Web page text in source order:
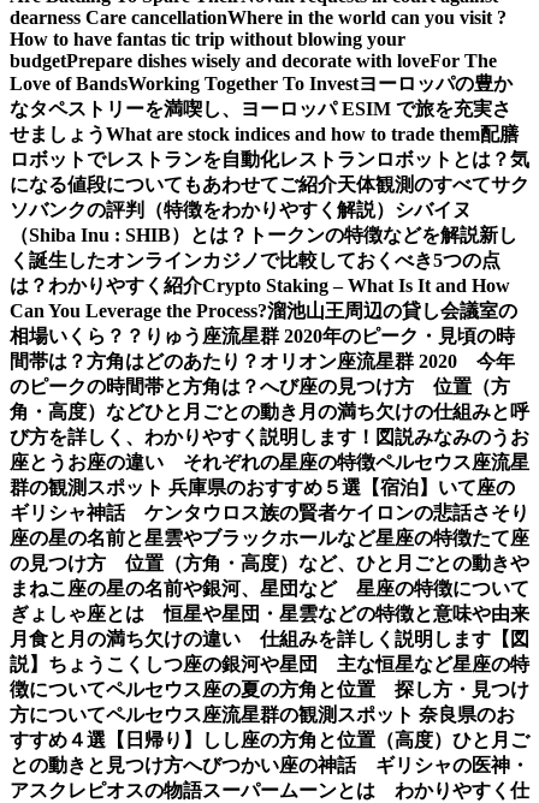
dearness Care cancellationWhere in the world can you visit ?
How to have fantas tic trip without blowing your
budgetPrepare dishes wisely and decorate with loveFor The
Love of BandsWorking Together To Investヨーロッパの豊か
なタペストリーを満喫し、ヨーロッパ ESIM で旅を充実さ
せましょうWhat are stock indices and how to trade them配膳
ロボットでレストランを自動化レストランロボットとは？気
になる値段についてもあわせてご紹介天体観測のすべてサク
ソバンクの評判（特徴をわかりやすく解説） シバイヌ
（Shiba Inu : SHIB）とは？トークンの特徴などを解説新し
く誕生したオンラインカジノで比較しておくべき5つの点
は？わかりやすく紹介Crypto Staking – What Is It and How
Can You Leverage the Process?溜池山王周辺の貸し会議室の
相場いくら？？ りゅう座流星群 2020年のピーク・見頃の時
間帯は？方角はどのあたり？オリオン座流星群 2020 今年
のピークの時間帯と方角は？へび座の見つけ方 位置（方
角・高度）などひと月ごとの動き 月の満ち欠けの仕組みと呼
び方を詳しく、わかりやすく説明します！図説みなみのうお
座とうお座の違い それぞれの星座の特徴ペルセウス座流星
群の観測スポット 兵庫県のおすすめ５選【宿泊】 いて座の
ギリシャ神話 ケンタウロス族の賢者ケイロンの悲話さそり
座の星の名前と星雲やブラックホールなど星座の特徴たて座
の見つけ方 位置（方角・高度）など、ひと月ごとの動きや
まねこ座の星の名前や銀河、星団など 星座の特徴について
ぎょしゃ座とは 恒星や星団・星雲などの特徴と意味や由来
月食と月の満ち欠けの違い 仕組みを詳しく説明します【図
説】 ちょうこくしつ座の銀河や星団 主な恒星など星座の特
徴についてペルセウス座の夏の方角と位置 探し方・見つけ
方についてペルセウス座流星群の観測スポット 奈良県のお
すすめ４選【日帰り】
しし座の方角と位置（高度）ひと月ご
との動きと見つけ方へびつかい座の神話 ギリシャの医神・
アスクレピオスの物語スーパームーンとは わかりやすく仕